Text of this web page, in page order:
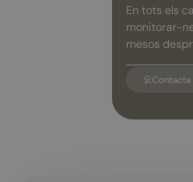
En tots els
monitorar-
mesos